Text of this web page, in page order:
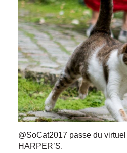
@SoCat2017 passe du
HARPER’S.